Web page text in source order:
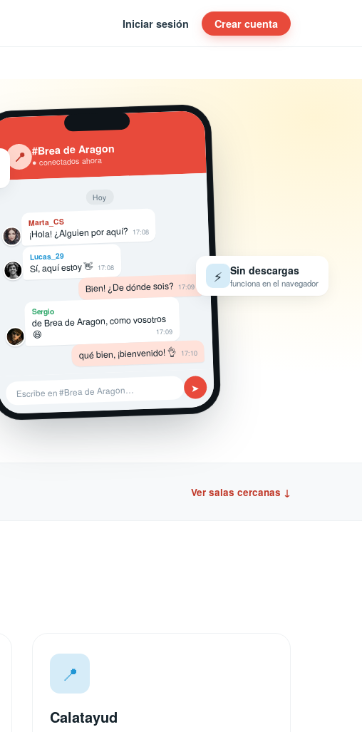
Iniciar sesión Crear cuenta
📍 #Brea de Aragon
● conectados ahora
Hoy
Marta_CS
¡Hola! ¿Alguien por aquí? 17:08
Lucas_29
Sí, aquí estoy 👋 17:08
Bien! ¿De dónde sois? 17:09
Sergio
de Brea de Aragon, como vosotros
😄 17:09
qué bien, ¡bienvenido! 👌 17:10
Escribe en #Brea de Aragon… ➤
⚡ Sin descargas
funciona en el navegador
Ver salas cercanas ↓
📍
Calatayud